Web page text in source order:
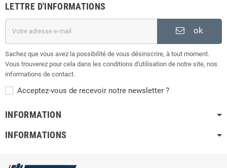
LETTRE D'INFORMATIONS
ok
Sachez que vous avez la possibilité de vous désinscrire, à tout moment.
Vous trouverez pour cela dans les conditions d'utilisation de notre site, nos
informations de contact.
Acceptez-vous de recevoir notre newsletter ?
INFORMATION
INFORMATIONS